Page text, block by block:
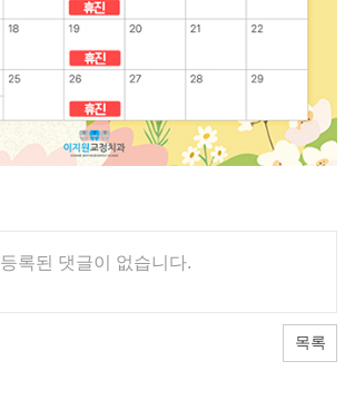
등록된 댓글이 없습니다.
목록